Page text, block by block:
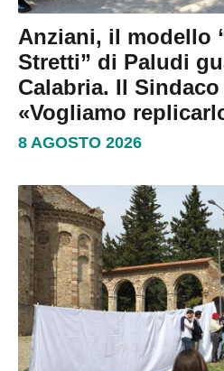
Anziani, il modello
Stretti” di Paludi
Calabria. Il
«Vogliamo
8 AGOSTO 2026